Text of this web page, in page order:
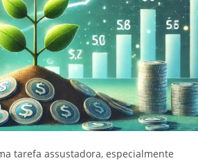
tarefa assustadora, especialmente